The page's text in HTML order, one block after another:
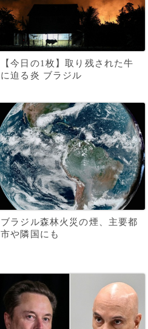
【今日の1枚】取り残された牛
に迫る炎 ブラジル
ブラジル森林火災の煙、主要都
市や隣国にも